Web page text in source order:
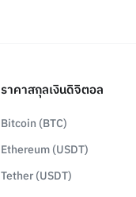
ราคาสกุลเงินดิจิตอล
Bitcoin (BTC)
Ethereum (USDT)
Tether (USDT)